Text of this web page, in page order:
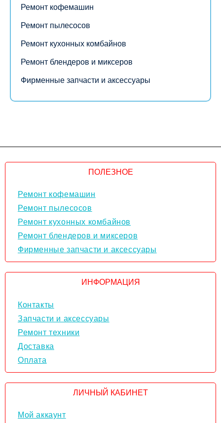
Ремонт кофемашин
Ремонт пылесосов
Ремонт кухонных комбайнов
Ремонт блендеров и миксеров
Фирменные запчасти и аксессуары
ПОЛЕЗНОЕ
Ремонт кофемашин
Ремонт пылесосов
Ремонт кухонных комбайнов
Ремонт блендеров и миксеров
Фирменные запчасти и аксессуары
ИНФОРМАЦИЯ
Контакты
Запчасти и аксессуары
Ремонт техники
Доставка
Оплата
ЛИЧНЫЙ КАБИНЕТ
Мой аккаунт